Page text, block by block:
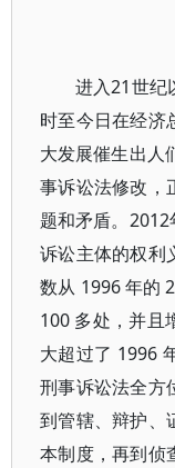
进入21世纪
时至今日在经济
大发展催生出人
事诉讼法修改，
题和矛盾。
诉讼主体的权利
数从 1996 年的
100 多处，并且
大超过了 1996
刑事诉讼法全方
到管辖、辩护、
本制度，再到侦